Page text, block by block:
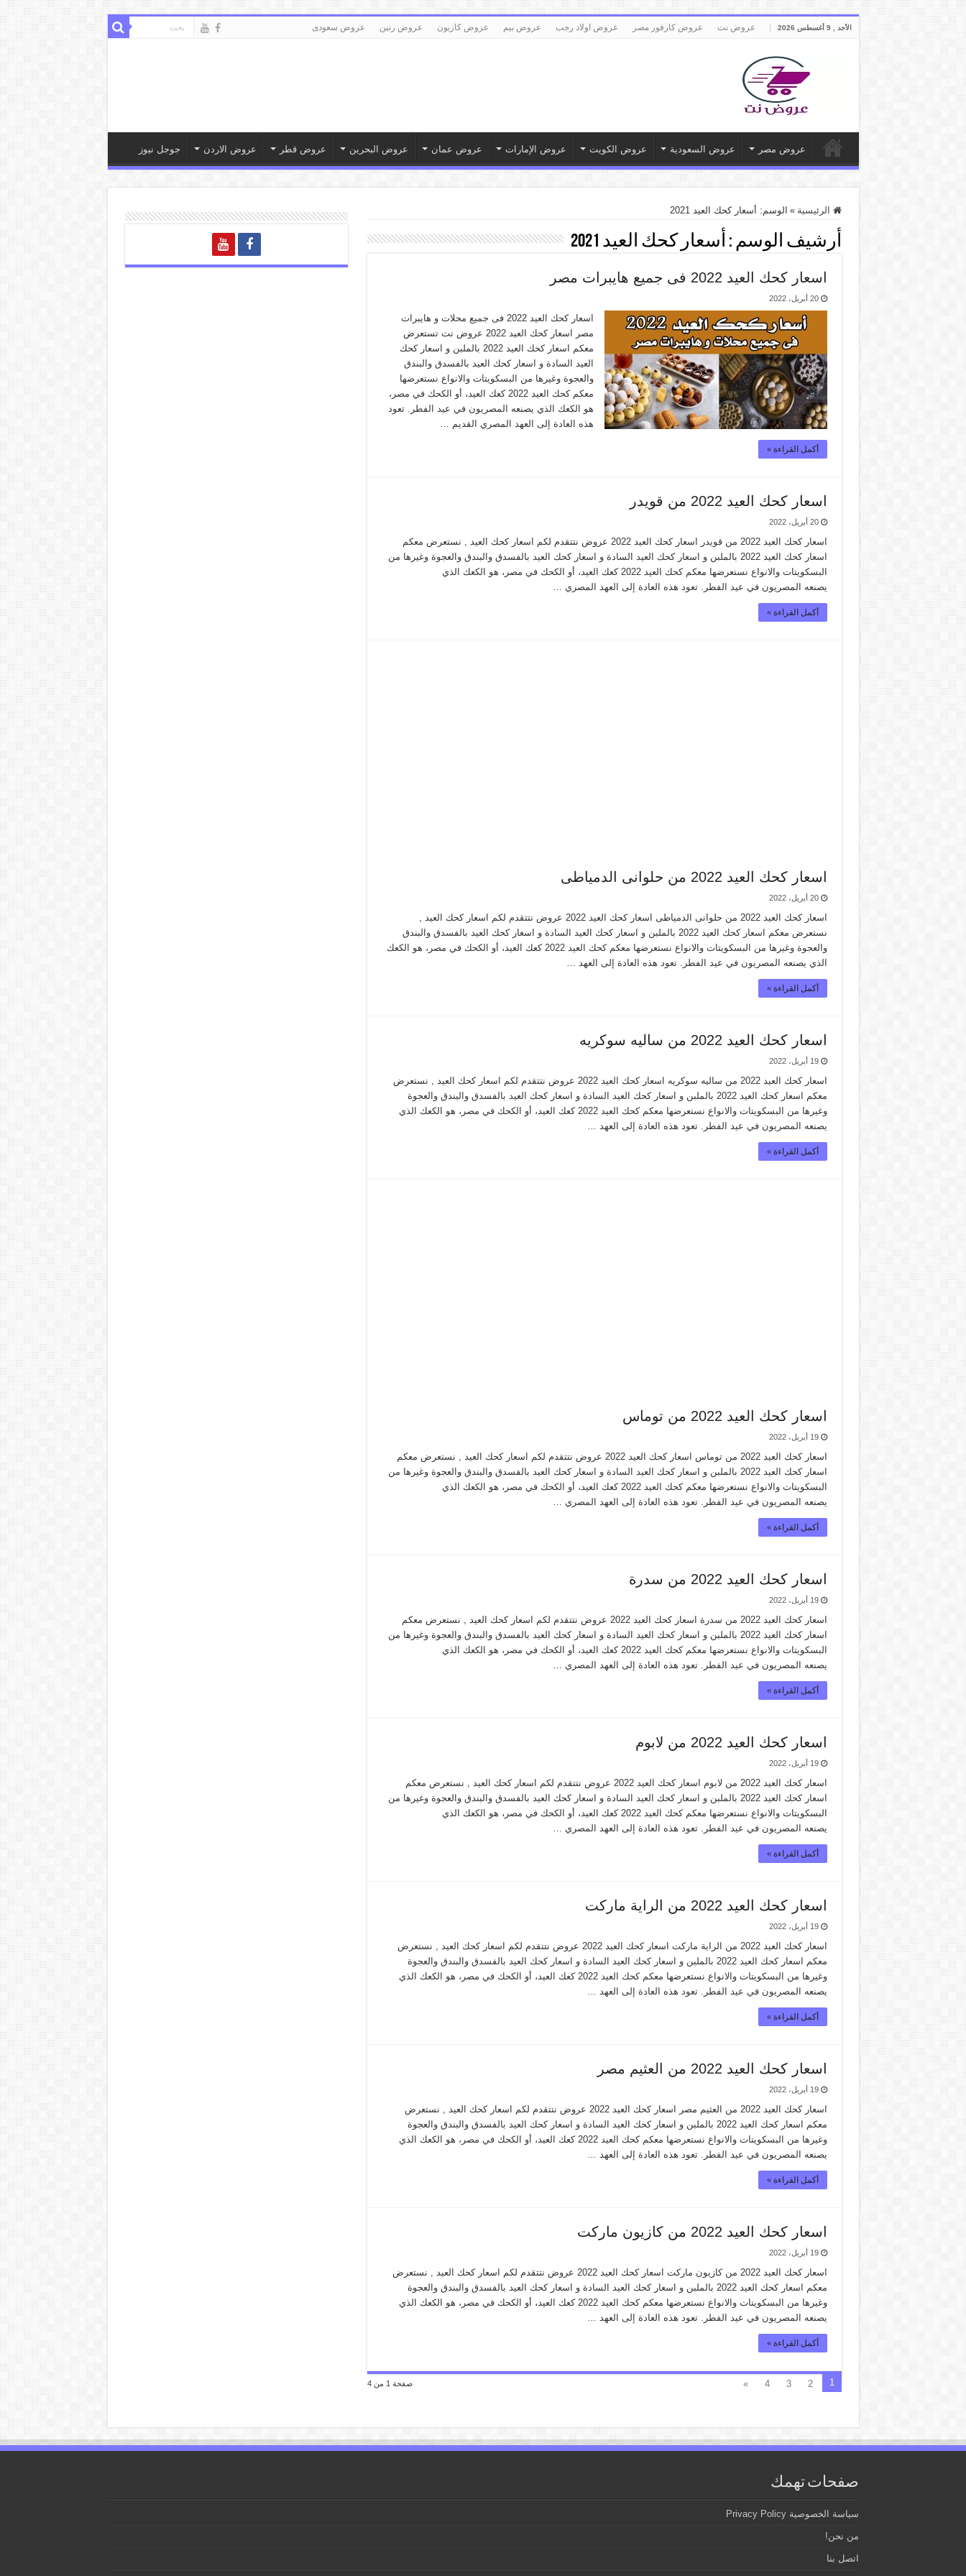
الأحد , 9 أغسطس 2026 عروض نت عروض كارفور مصر عروض اولاد رجب عروض بيم عروض كازيون عروض رنين عروض سعودى
عروض مصر عروض السعودية عروض الكويت عروض الإمارات عروض عمان عروض البحرين عروض قطر عروض الاردن جوجل نيوز
الرئيسية » الوسم: أسعار كحك العيد 2021
أرشيف الوسم : أسعار كحك العيد 2021
اسعار كحك العيد 2022 فى جميع هايبرات مصر
20 أبريل، 2022
اسعار كحك العيد 2022 فى جميع محلات و هايبرات
مصر اسعار كحك العيد 2022 عروض نت تستعرض
معكم اسعار كحك العيد 2022 بالملبن و اسعار كحك
العيد السادة و اسعار كحك العيد بالفسدق والبندق
والعجوة وغيرها من البسكويتات والانواع نستعرضها
معكم كحك العيد 2022 كعك العيد، أو الكحك في مصر،
هو الكعك الذي يصنعه المصريون في عيد الفطر. تعود
هذه العادة إلى العهد المصري القديم …
أكمل القراءة »
اسعار كحك العيد 2022 من قويدر
20 أبريل، 2022
اسعار كحك العيد 2022 من قويدر اسعار كحك العيد 2022 عروض نتتقدم لكم اسعار كحك العيد , نستعرض معكم
اسعار كحك العيد 2022 بالملبن و اسعار كحك العيد السادة و اسعار كحك العيد بالفسدق والبندق والعجوة وغيرها من
البسكويتات والانواع نستعرضها معكم كحك العيد 2022 كعك العيد، أو الكحك في مصر، هو الكعك الذي
يصنعه المصريون في عيد الفطر. تعود هذه العادة إلى العهد المصري …
أكمل القراءة »
اسعار كحك العيد 2022 من حلوانى الدمياطى
20 أبريل، 2022
اسعار كحك العيد 2022 من حلوانى الدمياطى اسعار كحك العيد 2022 عروض نتتقدم لكم اسعار كحك العيد ,
نستعرض معكم اسعار كحك العيد 2022 بالملبن و اسعار كحك العيد السادة و اسعار كحك العيد بالفسدق والبندق
والعجوة وغيرها من البسكويتات والانواع نستعرضها معكم كحك العيد 2022 كعك العيد، أو الكحك في مصر، هو الكعك
الذي يصنعه المصريون في عيد الفطر. تعود هذه العادة إلى العهد …
أكمل القراءة »
اسعار كحك العيد 2022 من ساليه سوكريه
19 أبريل، 2022
اسعار كحك العيد 2022 من ساليه سوكريه اسعار كحك العيد 2022 عروض نتتقدم لكم اسعار كحك العيد , نستعرض
معكم اسعار كحك العيد 2022 بالملبن و اسعار كحك العيد السادة و اسعار كحك العيد بالفسدق والبندق والعجوة
وغيرها من البسكويتات والانواع نستعرضها معكم كحك العيد 2022 كعك العيد، أو الكحك في مصر، هو الكعك الذي
يصنعه المصريون في عيد الفطر. تعود هذه العادة إلى العهد …
أكمل القراءة »
اسعار كحك العيد 2022 من توماس
19 أبريل، 2022
اسعار كحك العيد 2022 من توماس اسعار كحك العيد 2022 عروض نتتقدم لكم اسعار كحك العيد , نستعرض معكم
اسعار كحك العيد 2022 بالملبن و اسعار كحك العيد السادة و اسعار كحك العيد بالفسدق والبندق والعجوة وغيرها من
البسكويتات والانواع نستعرضها معكم كحك العيد 2022 كعك العيد، أو الكحك في مصر، هو الكعك الذي
يصنعه المصريون في عيد الفطر. تعود هذه العادة إلى العهد المصري …
أكمل القراءة »
اسعار كحك العيد 2022 من سدرة
19 أبريل، 2022
اسعار كحك العيد 2022 من سدرة اسعار كحك العيد 2022 عروض نتتقدم لكم اسعار كحك العيد , نستعرض معكم
اسعار كحك العيد 2022 بالملبن و اسعار كحك العيد السادة و اسعار كحك العيد بالفسدق والبندق والعجوة وغيرها من
البسكويتات والانواع نستعرضها معكم كحك العيد 2022 كعك العيد، أو الكحك في مصر، هو الكعك الذي
يصنعه المصريون في عيد الفطر. تعود هذه العادة إلى العهد المصري …
أكمل القراءة »
اسعار كحك العيد 2022 من لابوم
19 أبريل، 2022
اسعار كحك العيد 2022 من لابوم اسعار كحك العيد 2022 عروض نتتقدم لكم اسعار كحك العيد , نستعرض معكم
اسعار كحك العيد 2022 بالملبن و اسعار كحك العيد السادة و اسعار كحك العيد بالفسدق والبندق والعجوة وغيرها من
البسكويتات والانواع نستعرضها معكم كحك العيد 2022 كعك العيد، أو الكحك في مصر، هو الكعك الذي
يصنعه المصريون في عيد الفطر. تعود هذه العادة إلى العهد المصري …
أكمل القراءة »
اسعار كحك العيد 2022 من الراية ماركت
19 أبريل، 2022
اسعار كحك العيد 2022 من الراية ماركت اسعار كحك العيد 2022 عروض نتتقدم لكم اسعار كحك العيد , نستعرض
معكم اسعار كحك العيد 2022 بالملبن و اسعار كحك العيد السادة و اسعار كحك العيد بالفسدق والبندق والعجوة
وغيرها من البسكويتات والانواع نستعرضها معكم كحك العيد 2022 كعك العيد، أو الكحك في مصر، هو الكعك الذي
يصنعه المصريون في عيد الفطر. تعود هذه العادة إلى العهد …
أكمل القراءة »
اسعار كحك العيد 2022 من العثيم مصر
19 أبريل، 2022
اسعار كحك العيد 2022 من العثيم مصر اسعار كحك العيد 2022 عروض نتتقدم لكم اسعار كحك العيد , نستعرض
معكم اسعار كحك العيد 2022 بالملبن و اسعار كحك العيد السادة و اسعار كحك العيد بالفسدق والبندق والعجوة
وغيرها من البسكويتات والانواع نستعرضها معكم كحك العيد 2022 كعك العيد، أو الكحك في مصر، هو الكعك الذي
يصنعه المصريون في عيد الفطر. تعود هذه العادة إلى العهد …
أكمل القراءة »
اسعار كحك العيد 2022 من كازيون ماركت
19 أبريل، 2022
اسعار كحك العيد 2022 من كازيون ماركت اسعار كحك العيد 2022 عروض نتتقدم لكم اسعار كحك العيد , نستعرض
معكم اسعار كحك العيد 2022 بالملبن و اسعار كحك العيد السادة و اسعار كحك العيد بالفسدق والبندق والعجوة
وغيرها من البسكويتات والانواع نستعرضها معكم كحك العيد 2022 كعك العيد، أو الكحك في مصر، هو الكعك الذي
يصنعه المصريون في عيد الفطر. تعود هذه العادة إلى العهد …
أكمل القراءة »
صفحة 1 من 4 1
2
3
4
»
صفحات تهمك
سياسة الخصوصية Privacy Policy
من نحن!
اتصل بنا